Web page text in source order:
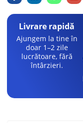
Livrare rapidă
Ajungem la tine în
doar 1–2 zile
lucrătoare, fără
întârzieri.